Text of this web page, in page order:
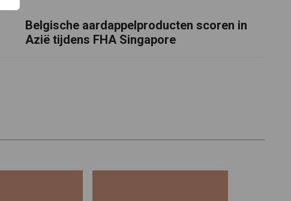
Belgische aardappelproducten scoren in
Azië tijdens FHA Singapore